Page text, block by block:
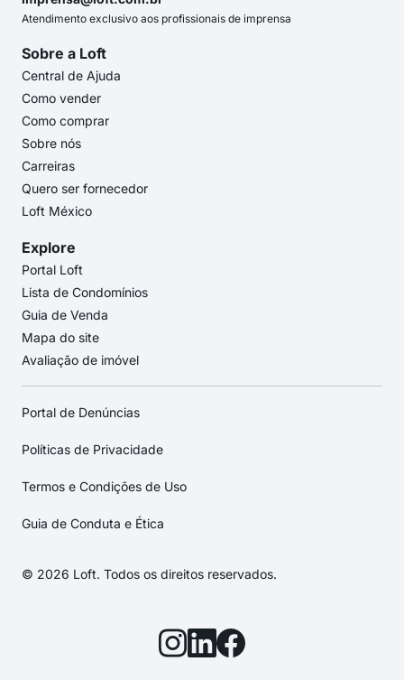
Atendimento exclusivo aos profissionais de imprensa
Sobre a Loft
Central de Ajuda
Como vender
Como comprar
Sobre nós
Carreiras
Quero ser fornecedor
Loft México
Explore
Portal Loft
Lista de Condomínios
Guia de Venda
Mapa do site
Avaliação de imóvel
Portal de Denúncias
Políticas de Privacidade
Termos e Condições de Uso
Guia de Conduta e Ética
© 2026 Loft. Todos os direitos reservados.